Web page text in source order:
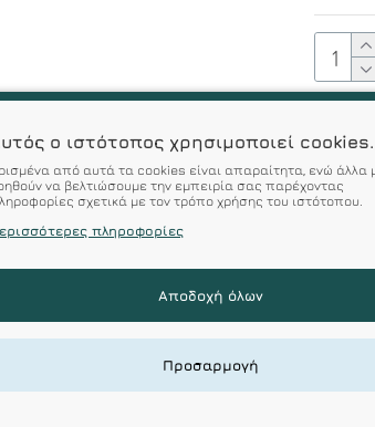
Αντοχή
σε Προσιτές τιμές
ο ιστότοπος χρησιμοποιεί cookies.
από αυτά τα cookies είναι απαραίτητα, ενώ άλλα
να βελτιώσουμε την εμπειρία σας παρέχοντας
σχετικά με τον τρόπο χρήσης του ιστότοπου.
πληροφορίες
Αποδοχή όλων
Προσαρμογή